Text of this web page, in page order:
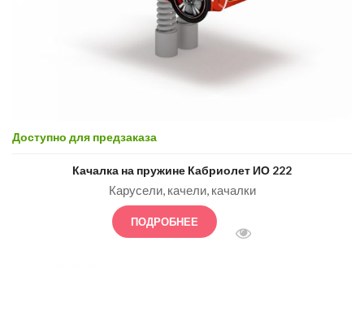
Доступно для предзаказа
Качалка на пружине Кабриолет ИО 222
Карусели, качели, качалки
ПОДРОБНЕЕ